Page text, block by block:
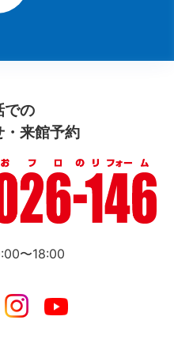
での
・来館予約
〜18:00